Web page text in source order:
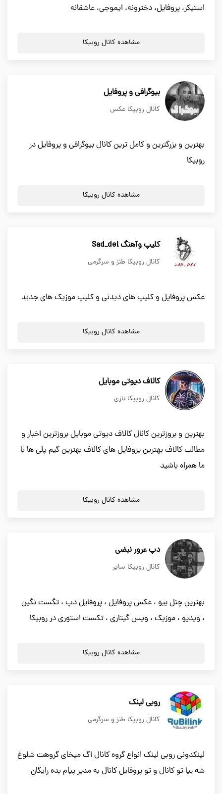
استیکر، پروفایل، دخترونه، ایموجی، عاشقانه
مشاهده کانال روبیکا
بیوگرافی و پروفایل
کانال روبیکا عکس
بهترین و بزرگترین و کامل ترین کانال بیوگرافی و پروفایل در
روبیکا
مشاهده کانال روبیکا
کلیپ وآهنگ Sad_del
کانال روبیکا طنز و سرگرمی
عکس پروفایل و کلیپ های دیدنی و کلیپ موزیک های جدید
مشاهده کانال روبیکا
کالاف دیوتی موبایل
کانال روبیکا بازی
بهترین و بروزترین کانال کالاف دیوتی موبایل بروزترین اخبار و
مطالب کالاف بهترین پروفایل های کالاف بهترین گیم پلی ها با
ما همراه باشید
مشاهده کانال روبیکا
دپ عرور نبضی
کانال روبیکا سایر
بهترین چنل بیو ، عکس پروفایل ، پروفایل دپ ، تگست نگین
، ویدیو ، موزیک ، ویس گیتاری ، تکست استوری در روبیکا
مشاهده کانال روبیکا
روبی لینک
کانال روبیکا طنز و سرگرمی
لینکدونی روبی لینک انواع گروه کانال اگ میخای گروهت شلوغ
شه بیا تو کانال و تو پروفایل کانال به مدیر پیام بده رایگان